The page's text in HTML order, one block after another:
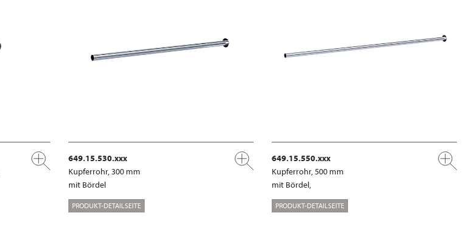
649.15.530.xxx
Kupferrohr, 300 mm
mit Bördel
PRODUKT-DETAILSEITE
649.15.550.xxx
Kupferrohr, 500 mm
mit Bördel,
PRODUKT-DETAILSEITE